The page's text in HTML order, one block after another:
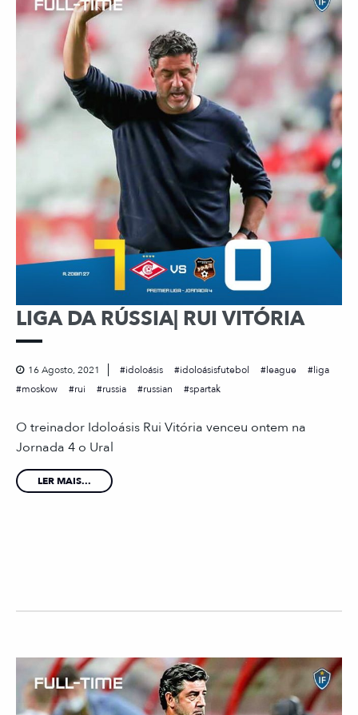
LIGA DA RÚSSIA| RUI VITÓRIA
16 Agosto, 2021 idoloásis idoloásisfutebol league
liga
moskow
rui russia russian spartak
O treinador Idoloásis Rui Vitória venceu ontem na
Jornada 4 o Ural
LER MAIS...